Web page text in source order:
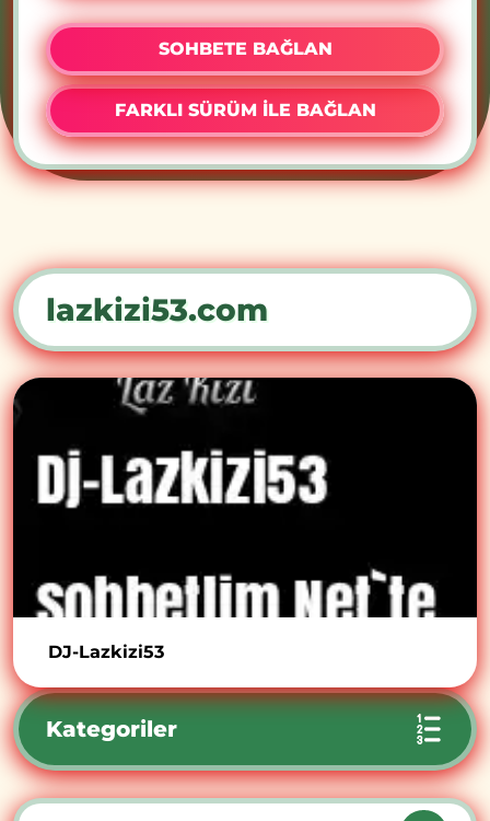
SOHBETE BAĞLAN
FARKLI SÜRÜM İLE BAĞLAN
lazkizi53.com
DJ-Lazkizi53
Kategoriler